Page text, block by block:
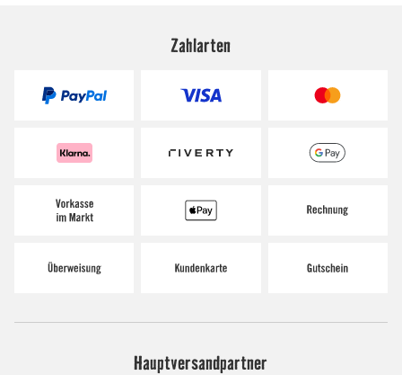
Zahlarten
Hauptversandpartner